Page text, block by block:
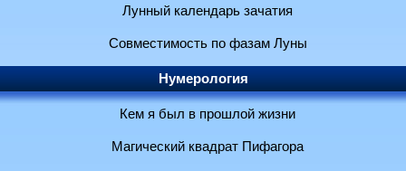
Лунный календарь зачатия
Совместимость по фазам Луны
Нумерология
Кем я был в прошлой жизни
Магический квадрат Пифагора